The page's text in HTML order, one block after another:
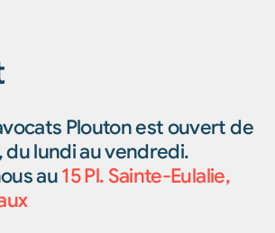
Plouton est ouvert de
du lundi au vendredi.
au15 Pl. Sainte-Eulalie,